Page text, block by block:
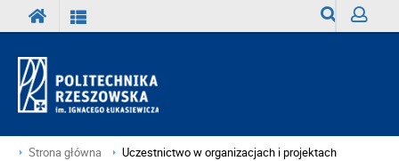
Strona główna Uczestnictwo w organizacjach i projektach